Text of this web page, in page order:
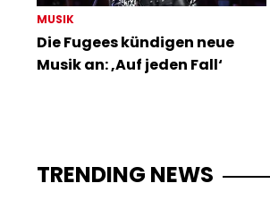
MUSIK
Die Fugees kündigen neue
Musik an: ‚Auf jeden Fall‘
TRENDING NEWS